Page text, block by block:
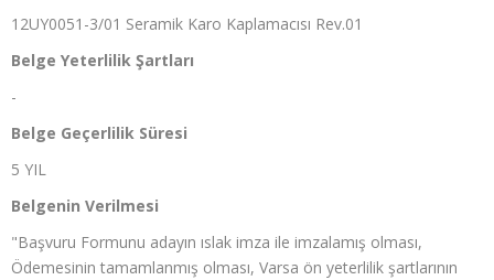
12UY0051-3/01 Seramik Karo Kaplamacısı Rev.01
Belge Yeterlilik Şartları
-
Belge Geçerlilik Süresi
5 YIL
Belgenin Verilmesi
"Başvuru Formunu adayın ıslak imza ile imzalamış olması,
Ödemesinin tamamlanmış olması, Varsa ön yeterlilik şartlarının